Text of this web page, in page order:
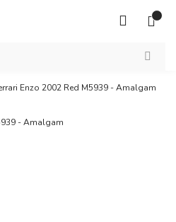
Enzo 2002 Red M5939 - Amalgam